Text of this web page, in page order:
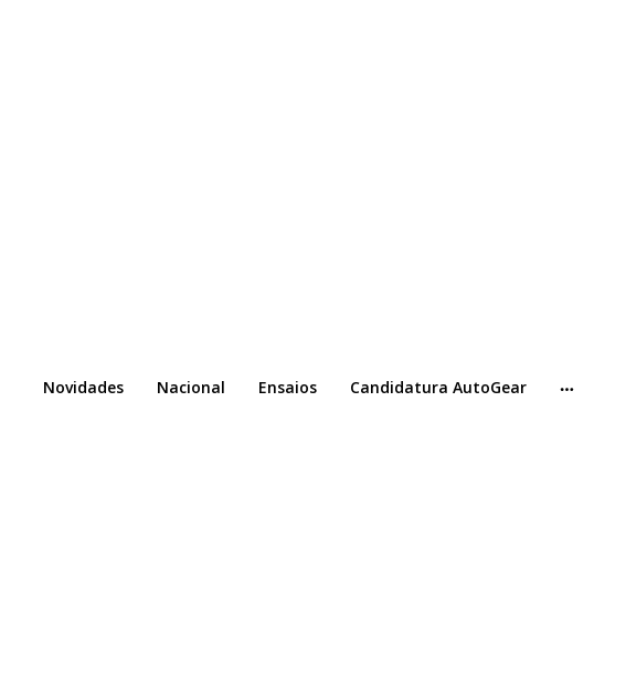
Novidades Nacional Ensaios Candidatura AutoGear